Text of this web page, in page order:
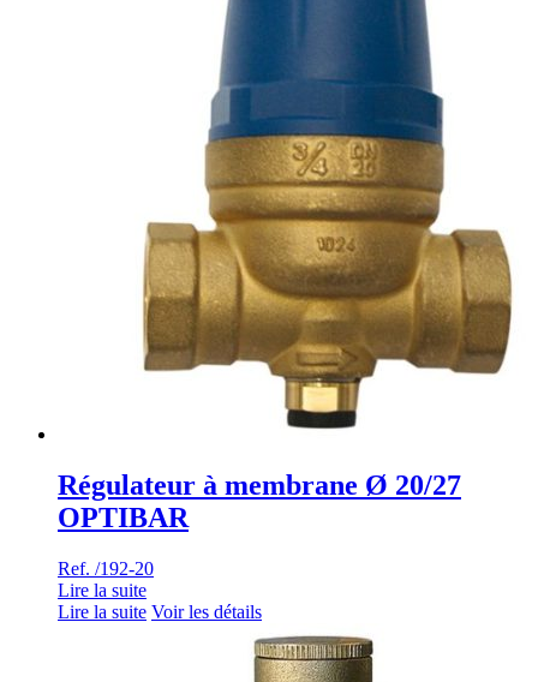
Régulateur à membrane Ø 20/27
OPTIBAR
Ref. /192-20
Lire la suite
Lire la suite Voir les détails